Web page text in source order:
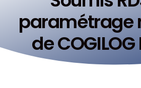
paramétrage
de